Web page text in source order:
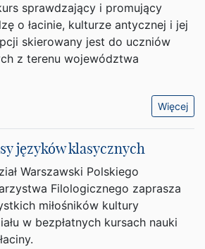
sprawdzający i promujący
o łacinie, kulturze antycznej i jej
skierowany jest do uczniów
z terenu województwa
Więcej
języków klasycznych
Warszawski Polskiego
Filologicznego zaprasza
miłośników kultury
w bezpłatnych kursach nauki